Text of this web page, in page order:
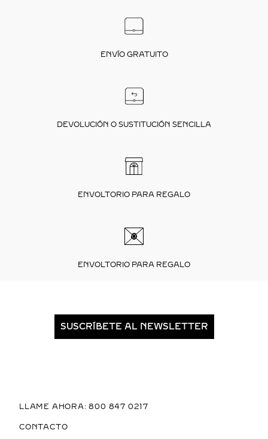
ENVÍO GRATUITO
DEVOLUCIÓN O SUSTITUCIÓN SENCILLA
ENVOLTORIO PARA REGALO
ENVOLTORIO PARA REGALO
SUSCRÍBETE AL NEWSLETTER
LLAME AHORA: 800 847 0217
CONTACTO